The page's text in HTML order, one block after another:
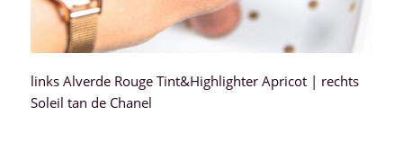
links Alverde Rouge Tint&Highlighter Apricot | rechts
Soleil tan de Chanel